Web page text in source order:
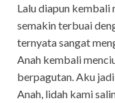
Lalu diapun
semakin terbuai
ternyata sangat
Anah kembali
berpagutan. Aku
Anah, lidah kami